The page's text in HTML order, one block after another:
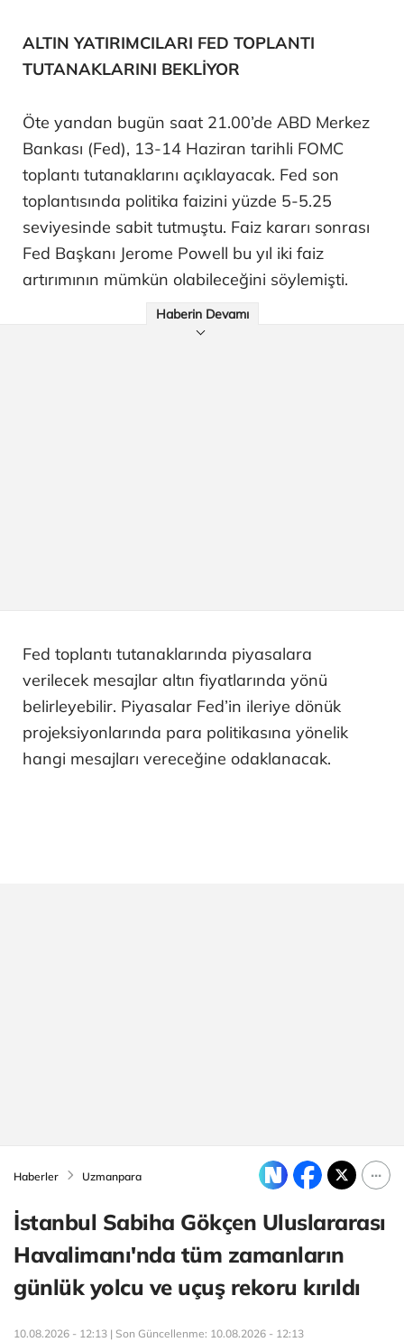
ALTIN YATIRIMCILARI FED TOPLANTI
TUTANAKLARINI BEKLİYOR
Öte yandan bugün saat 21.00’de ABD Merkez
Bankası (Fed), 13-14 Haziran tarihli FOMC
toplantı tutanaklarını açıklayacak. Fed son
toplantısında politika faizini yüzde 5-5.25
seviyesinde sabit tutmuştu. Faiz kararı sonrası
Fed Başkanı Jerome Powell bu yıl iki faiz
artırımının mümkün olabileceğini söylemişti.
Haberin Devamı
Fed toplantı tutanaklarında piyasalara
verilecek mesajlar altın fiyatlarında yönü
belirleyebilir. Piyasalar Fed’in ileriye dönük
projeksiyonlarında para politikasına yönelik
hangi mesajları vereceğine odaklanacak.
Haberler Uzmanpara
İstanbul Sabiha Gökçen Uluslararası
Havalimanı'nda tüm zamanların
günlük yolcu ve uçuş rekoru kırıldı
10.08.2026 - 12:13 | Son Güncellenme: 10.08.2026 - 12:13